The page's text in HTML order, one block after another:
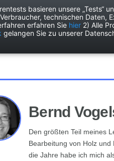
Heimwerken
Bernd
Den größten Teil meines
Bearbeitung von Holz
die Jahre habe ich mich
basieren unsere „Tests“
technischen Daten,
erfahren Sie hier 2) Alle
gelangen Sie zu unserer